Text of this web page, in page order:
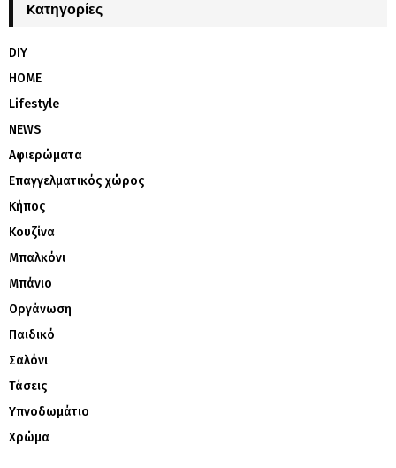
Kατηγορίες
DIY
HOME
Lifestyle
NEWS
Αφιερώματα
Επαγγελματικός χώρος
Κήπος
Κουζίνα
Μπαλκόνι
Μπάνιο
Οργάνωση
Παιδικό
Σαλόνι
Τάσεις
Υπνοδωμάτιο
Χρώμα